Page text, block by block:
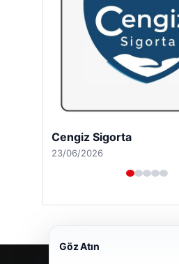
Cengiz Sigorta
23/06/2026
Göz Atın